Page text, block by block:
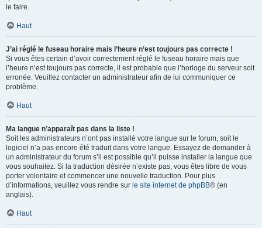
le faire.
Haut
J’ai réglé le fuseau horaire mais l’heure n’est toujours pas correcte !
Si vous êtes certain d’avoir correctement réglé le fuseau horaire mais que
l’heure n’est toujours pas correcte, il est probable que l’horloge du serveur soit
erronée. Veuillez contacter un administrateur afin de lui communiquer ce
problème.
Haut
Ma langue n’apparaît pas dans la liste !
Soit les administrateurs n’ont pas installé votre langue sur le forum, soit le
logiciel n’a pas encore été traduit dans votre langue. Essayez de demander à
un administrateur du forum s’il est possible qu’il puisse installer la langue que
vous souhaitez. Si la traduction désirée n’existe pas, vous êtes libre de vous
porter volontaire et commencer une nouvelle traduction. Pour plus
d’informations, veuillez vous rendre sur le site internet de phpBB® (en
anglais).
Haut